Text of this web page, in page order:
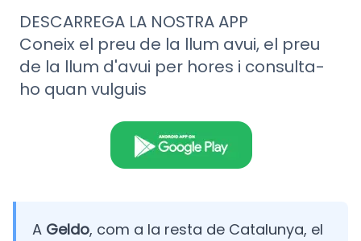
DESCARREGA LA NOSTRA APP
Coneix el preu de la llum avui, el preu
de la llum d'avui per hores i consulta-
ho quan vulguis
A Geldo, com a la resta de Catalunya, el